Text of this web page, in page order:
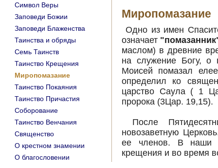
Миропомазание
Одно из имен
означает
маслом) в древние
на служение Богу, о
Моисей помазал
определил ко
царство Саула ( 1
пророка (3Цар. 19,15).
После
новозаветную
ее членов. В наши
крещения и во время
Символ Веры
Заповеди Божии
Заповеди Блаженства
Таинства и обряды
Семь Таинств
Таинство Крещения
Миропомазание
Таинство Покаяния
Таинство Причастия
Соборование
Таинство Венчания
Священство
О крестном знамении
O благословении